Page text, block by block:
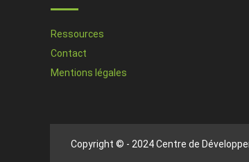
Ressources
Contact
Mentions légales
Copyright © - 2024 Centre de